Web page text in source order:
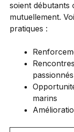
soient débutants
mutuellement.
pratiques :
passionnés
marins